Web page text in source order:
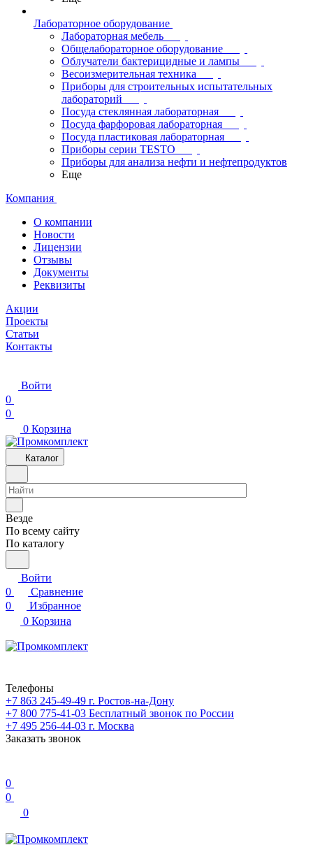
Лабораторное оборудование
Лабораторная мебель
Общелабораторное оборудование
Облучатели бактерицидные и лампы
Весоизмерительная техника
Приборы для строительных испытательных
лабораторий
Посуда стеклянная лабораторная
Посуда фарфоровая лабораторная
Посуда пластиковая лабораторная
Приборы серии TESTO
Приборы для анализа нефти и нефтепродуктов
Еще
Компания
О компании
Новости
Лицензии
Отзывы
Документы
Реквизиты
Акции
Проекты
Статьи
Контакты
Войти
0
0
0 Корзина
Каталог
Везде
По всему сайту
По каталогу
Войти
0
Сравнение
0
Избранное
0 Корзина
Телефоны
+7 863 245-49-49 г. Ростов-на-Дону
+7 800 775-41-03 Бесплатный звонок по России
+7 495 256-44-03 г. Москва
Заказать звонок
0
0
0